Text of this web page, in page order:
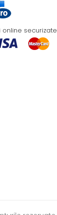
online securizate